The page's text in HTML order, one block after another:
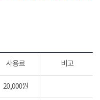
사용료 비고
20,000원